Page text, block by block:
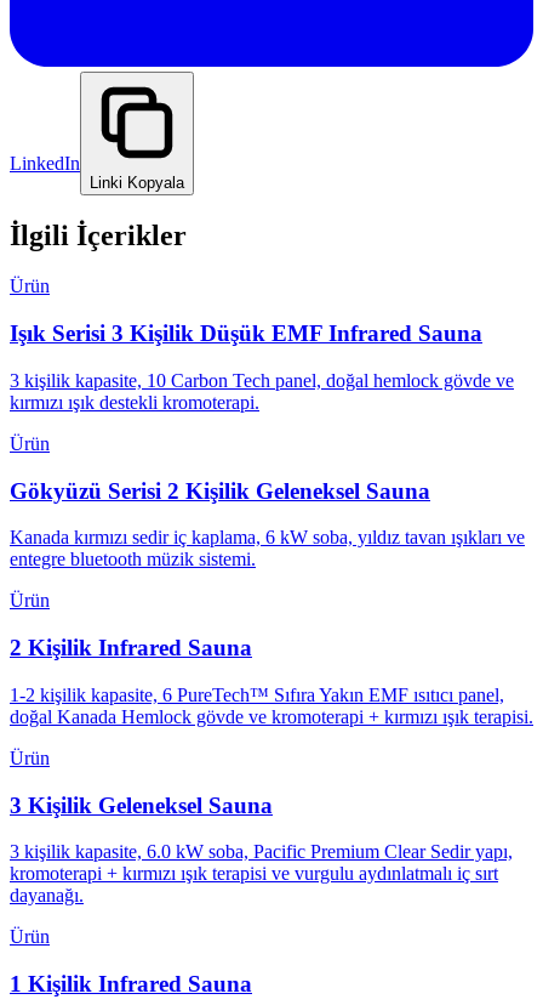
LinkedIn
Linki Kopyala
İlgili İçerikler
Ürün
Işık Serisi 3 Kişilik Düşük EMF Infrared Sauna
3 kişilik kapasite, 10 Carbon Tech panel, doğal hemlock gövde ve
kırmızı ışık destekli kromoterapi.
Ürün
Gökyüzü Serisi 2 Kişilik Geleneksel Sauna
Kanada kırmızı sedir iç kaplama, 6 kW soba, yıldız tavan ışıkları ve
entegre bluetooth müzik sistemi.
Ürün
2 Kişilik Infrared Sauna
1-2 kişilik kapasite, 6 PureTech™ Sıfıra Yakın EMF ısıtıcı panel,
doğal Kanada Hemlock gövde ve kromoterapi + kırmızı ışık terapisi.
Ürün
3 Kişilik Geleneksel Sauna
3 kişilik kapasite, 6.0 kW soba, Pacific Premium Clear Sedir yapı,
kromoterapi + kırmızı ışık terapisi ve vurgulu aydınlatmalı iç sırt
dayanağı.
Ürün
1 Kişilik Infrared Sauna